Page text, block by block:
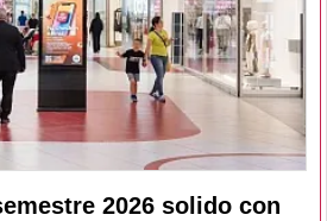
2026 solido con